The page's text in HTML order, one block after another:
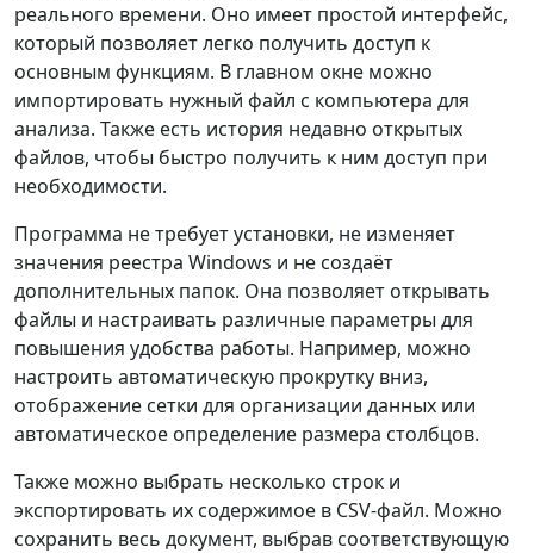
реального времени. Оно имеет простой интерфейс,
который позволяет легко получить доступ к
основным функциям. В главном окне можно
импортировать нужный файл с компьютера для
анализа. Также есть история недавно открытых
файлов, чтобы быстро получить к ним доступ при
необходимости.
Программа не требует установки, не изменяет
значения реестра Windows и не создаёт
дополнительных папок. Она позволяет открывать
файлы и настраивать различные параметры для
повышения удобства работы. Например, можно
настроить автоматическую прокрутку вниз,
отображение сетки для организации данных или
автоматическое определение размера столбцов.
Также можно выбрать несколько строк и
экспортировать их содержимое в CSV-файл. Можно
сохранить весь документ, выбрав соответствующую